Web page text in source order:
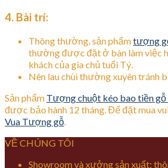
4. Bài trí:
Thông thường, sản phẩmtượng
thường được đặt ở bàn làm việc
khách của gia chủ tuổi Tý.
Nên lau chùi thường xuyên tránh
Sản phẩm Tượng chuột kéo bao tiền
được bảo hành 12 tháng. Để đặt mua
Vua Tượng gỗ
VỀ CHÚNG TÔI
Showroom và xưởng sản xuất: